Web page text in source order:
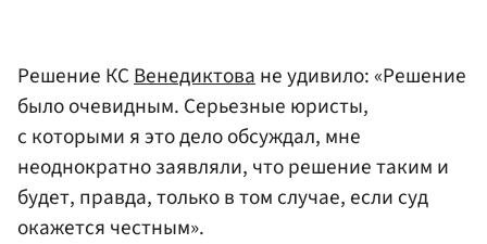
Решение КСВенедиктоване удивило: «Решение
было очевидным. Серьезные юристы,
с которыми я это дело обсуждал, мне
неоднократно заявляли, что решение таким и
будет, правда, только в том случае, если суд
окажется честным».